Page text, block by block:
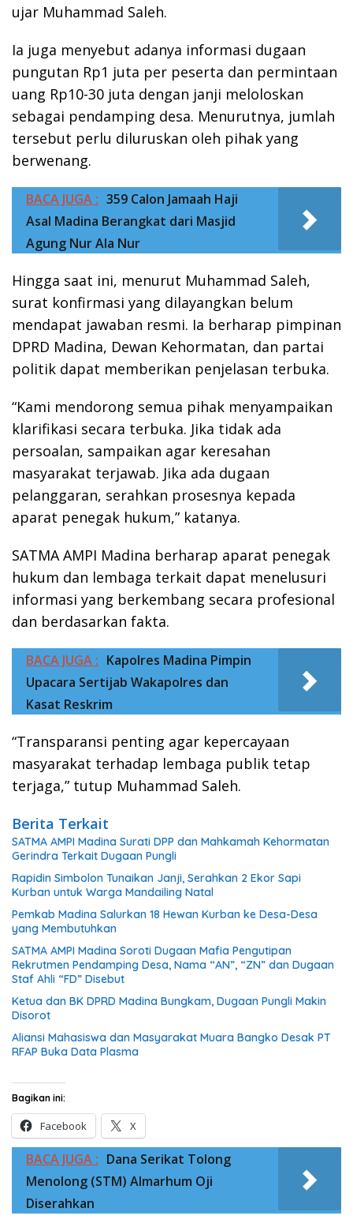
ujar Muhammad Saleh.
Ia juga menyebut adanya informasi dugaan
pungutan Rp1 juta per peserta dan permintaan
uang Rp10-30 juta dengan janji meloloskan
sebagai pendamping desa. Menurutnya, jumlah
tersebut perlu diluruskan oleh pihak yang
berwenang.
BACA JUGA : 359 Calon Jamaah Haji
Asal Madina Berangkat dari Masjid
Agung Nur Ala Nur
Hingga saat ini, menurut Muhammad Saleh,
surat konfirmasi yang dilayangkan belum
mendapat jawaban resmi. Ia berharap pimpinan
DPRD Madina, Dewan Kehormatan, dan partai
politik dapat memberikan penjelasan terbuka.
“Kami mendorong semua pihak menyampaikan
klarifikasi secara terbuka. Jika tidak ada
persoalan, sampaikan agar keresahan
masyarakat terjawab. Jika ada dugaan
pelanggaran, serahkan prosesnya kepada
aparat penegak hukum,” katanya.
SATMA AMPI Madina berharap aparat penegak
hukum dan lembaga terkait dapat menelusuri
informasi yang berkembang secara profesional
dan berdasarkan fakta.
BACA JUGA : Kapolres Madina Pimpin
Upacara Sertijab Wakapolres dan
Kasat Reskrim
“Transparansi penting agar kepercayaan
masyarakat terhadap lembaga publik tetap
terjaga,” tutup Muhammad Saleh.
Berita Terkait
SATMA AMPI Madina Surati DPP dan Mahkamah Kehormatan
Gerindra Terkait Dugaan Pungli
Rapidin Simbolon Tunaikan Janji, Serahkan 2 Ekor Sapi
Kurban untuk Warga Mandailing Natal
Pemkab Madina Salurkan 18 Hewan Kurban ke Desa-Desa
yang Membutuhkan
SATMA AMPI Madina Soroti Dugaan Mafia Pengutipan
Rekrutmen Pendamping Desa, Nama “AN”, “ZN” dan Dugaan
Staf Ahli “FD” Disebut
Ketua dan BK DPRD Madina Bungkam, Dugaan Pungli Makin
Disorot
Aliansi Mahasiswa dan Masyarakat Muara Bangko Desak PT
RFAP Buka Data Plasma
Bagikan ini:
Facebook X
BACA JUGA : Dana Serikat Tolong
Menolong (STM) Almarhum Oji
Diserahkan